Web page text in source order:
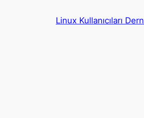
Linux Kullanıcıları